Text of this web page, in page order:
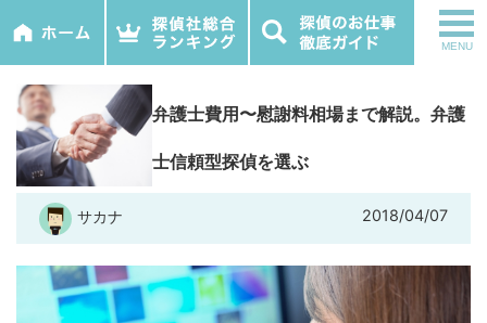
MENU
弁護士費用〜慰謝料相場まで解説。弁護
士信頼型探偵を選ぶ
サカナ 2018/04/07